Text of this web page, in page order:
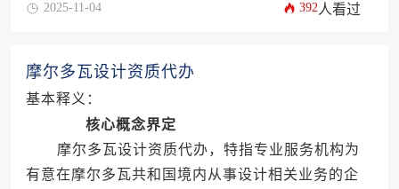
2025-11-04 392人看过
摩尔多瓦设计资质代办
基本释义：
核心概念界定
摩尔多瓦设计资质代办，特指专业服务机构为
有意在摩尔多瓦共和国境内从事设计相关业务的企